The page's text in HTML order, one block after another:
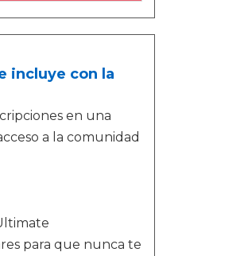
incluye con la
en una
a la comunidad
para que nunca te